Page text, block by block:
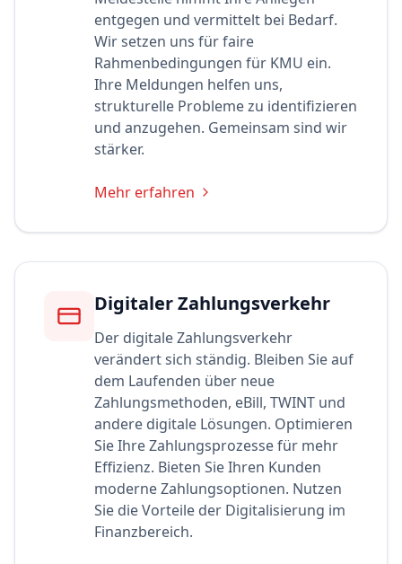
entgegen und vermittelt bei Bedarf.
Wir setzen uns für faire
Rahmenbedingungen für KMU ein.
Ihre Meldungen helfen uns,
strukturelle Probleme zu identifizieren
und anzugehen. Gemeinsam sind wir
stärker.
Mehr erfahren
Digitaler Zahlungsverkehr
Der digitale Zahlungsverkehr
verändert sich ständig. Bleiben Sie auf
dem Laufenden über neue
Zahlungsmethoden, eBill, TWINT und
andere digitale Lösungen. Optimieren
Sie Ihre Zahlungsprozesse für mehr
Effizienz. Bieten Sie Ihren Kunden
moderne Zahlungsoptionen. Nutzen
Sie die Vorteile der Digitalisierung im
Finanzbereich.